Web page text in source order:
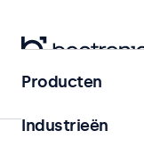
Home
Producten
Industrieën